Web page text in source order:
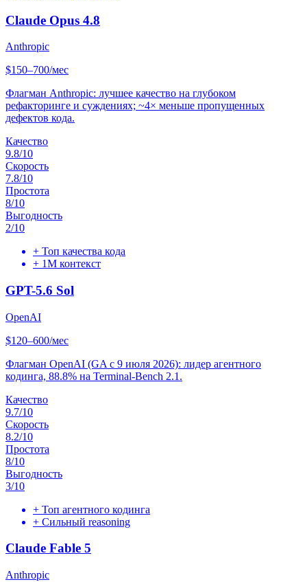
Claude Opus 4.8
Anthropic
$150–700/мес
Флагман Anthropic: лучшее качество на глубоком
рефакторинге и суждениях; ~4× меньше пропущенных
дефектов кода.
Качество
9.8/10
Скорость
7.8/10
Простота
8/10
Выгодность
2/10
+ Топ качества кода
+ 1M контекст
GPT-5.6 Sol
OpenAI
$120–600/мес
Флагман OpenAI (GA с 9 июля 2026): лидер агентного
кодинга, 88.8% на Terminal-Bench 2.1.
Качество
9.7/10
Скорость
8.2/10
Простота
8/10
Выгодность
3/10
+ Топ агентного кодинга
+ Сильный reasoning
Claude Fable 5
Anthropic